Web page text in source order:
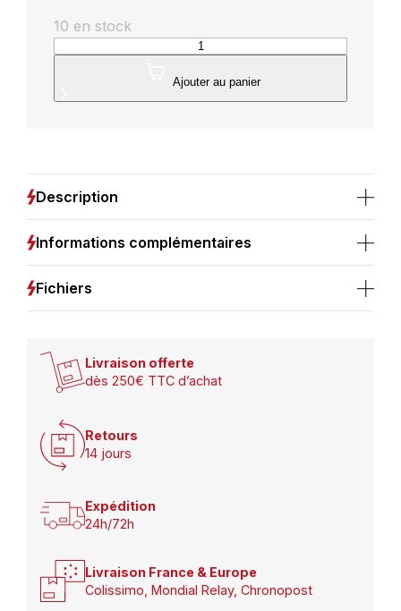
10 en stock
quantité
de
de
encastrables
rond
blanc
5W
IP20
Ajouter au panier
Description
Informations complémentaires
Fichiers
Livraison offerte
dès 250€ TTC d’achat
Retours
14 jours
Expédition
24h/72h
Livraison France & Europe
Colissimo, Mondial Relay, Chronopost